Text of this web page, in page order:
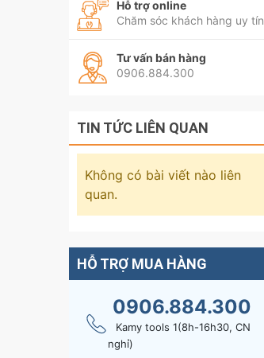
Hỗ trợ online
Chăm sóc khách hàng uy tín
Tư vấn bán hàng
0906.884.300
TIN TỨC LIÊN QUAN
Không có bài viết nào liên
quan.
HỖ TRỢ MUA HÀNG
0906.884.300
Kamy tools 1(8h-16h30, CN
nghỉ)